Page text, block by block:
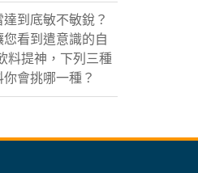
到底敏不敏銳？
您看到遣意識的自
料提神，下列三種
你會挑哪一種？